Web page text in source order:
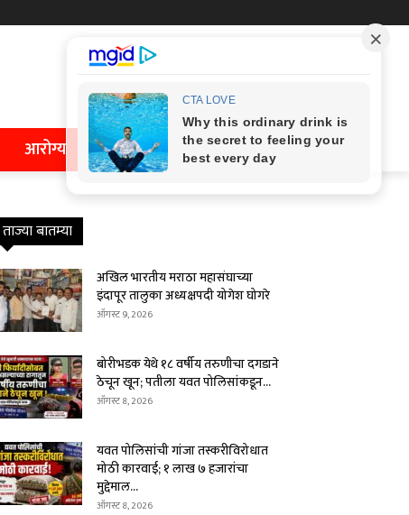
आरोग्य
ताज्या बातम्या
अखिल भारतीय मराठा महासंघाच्या
इंदापूर तालुका अध्यक्षपदी योगेश घोगरे
ऑगस्ट 9, 2026
बोरीभडक येथे १८ वर्षीय तरुणीचा दगडाने
ठेचून खून; पतीला यवत पोलिसांकडून...
ऑगस्ट 8, 2026
यवत पोलिसांची गांजा तस्करीविरोधात
मोठी कारवाई; १ लाख ७ हजारांचा
मुद्देमाल...
ऑगस्ट 8, 2026